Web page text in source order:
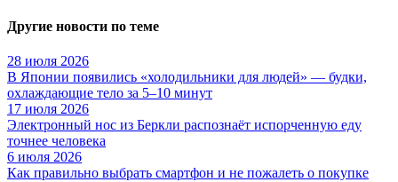
Другие новости по теме
28 июля 2026
В Японии появились «холодильники для людей» — будки,
охлаждающие тело за 5–10 минут
17 июля 2026
Электронный нос из Беркли распознаёт испорченную еду
точнее человека
6 июля 2026
Как правильно выбрать смартфон и не пожалеть о покупке